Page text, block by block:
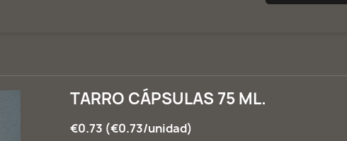
TARRO CÁPSULAS 75 ML.
€0.73 (€0.73/unidad)